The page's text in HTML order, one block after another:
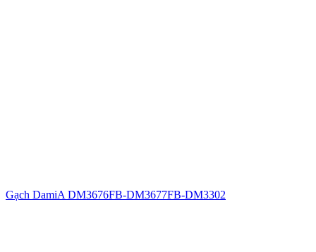
Gạch DamiA DM3676FB-DM3677FB-DM3302